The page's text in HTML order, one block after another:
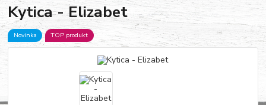
Kytica - Elizabet
Novinka TOP produkt